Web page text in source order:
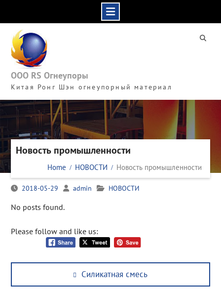
content
ООО RS Огнеупоры
Китая Ронг Шэн огнеупорный материал
Новость промышленности
Home НОВОСТИ Новость промышленности
2018-05-29 admin НОВОСТИ
No posts found.
Please follow and like us:
Post
Previous
post:
Силикатная смесь